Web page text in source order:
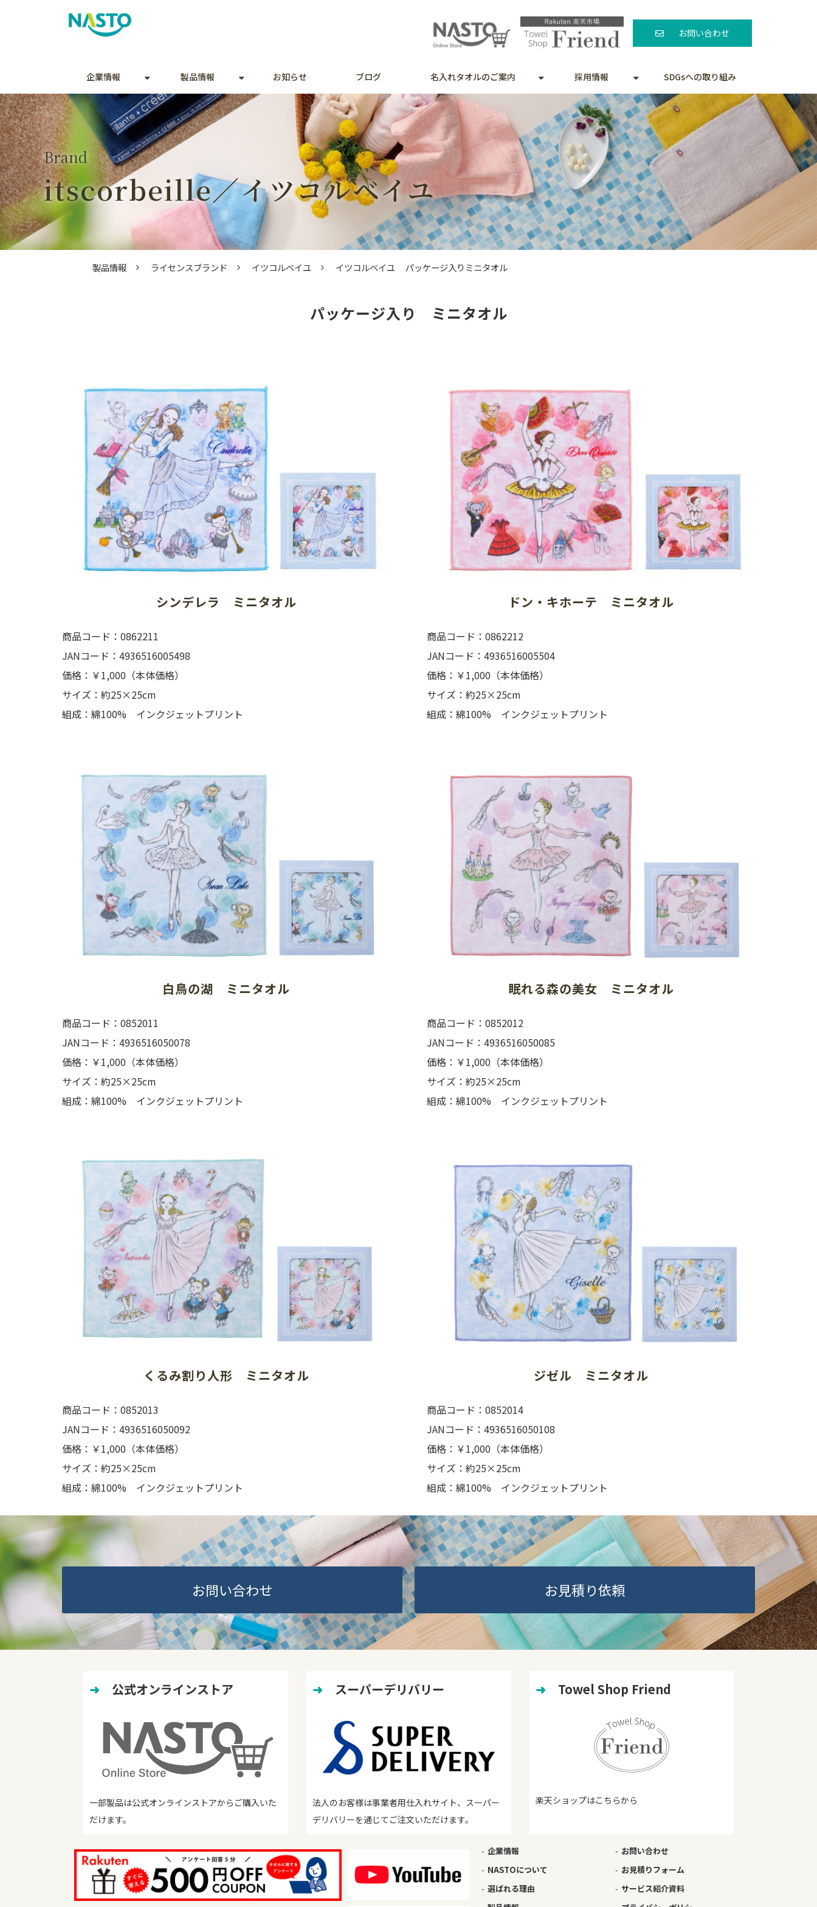
お問い合わせ
企業情報 製品情報 お知らせ ブログ 名入れタオルのご案内 採用情報 SDGsへの取り組み
Brand
itscorbeille／イツコルベイユ
製品情報 ライセンスブランド イツコルベイユ イツコルベイユ パッケージ入りミニタオル
パッケージ入り　ミニタオル
シンデレラ　ミニタオル
商品コード：0862211
JANコード：4936516005498
価格：￥1,000（本体価格）
サイズ：約25×25cm
組成：綿100% インクジェットプリント
ドン・キホーテ　ミニタオル
商品コード：0862212
JANコード：4936516005504
価格：￥1,000（本体価格）
サイズ：約25×25cm
組成：綿100% インクジェットプリント
白鳥の湖　ミニタオル
商品コード：0852011
JANコード：4936516050078
価格：￥1,000（本体価格）
サイズ：約25×25cm
組成：綿100% インクジェットプリント
眠れる森の美女　ミニタオル
商品コード：0852012
JANコード：4936516050085
価格：￥1,000（本体価格）
サイズ：約25×25cm
組成：綿100% インクジェットプリント
くるみ割り人形　ミニタオル
商品コード：0852013
JANコード：4936516050092
価格：￥1,000（本体価格）
サイズ：約25×25cm
組成：綿100% インクジェットプリント
ジゼル　ミニタオル
商品コード：0852014
JANコード：4936516050108
価格：￥1,000（本体価格）
サイズ：約25×25cm
組成：綿100% インクジェットプリント
お問い合わせ お見積り依頼
➜ 公式オンラインストア
一部製品は公式オンラインストアからご購入いた
だけます。
➜ スーパーデリバリー
法人のお客様は事業者用仕入れサイト、スーパー
デリバリーを通じてご注文いただけます。
➜ Towel Shop Friend
楽天ショップはこちらから
企業情報
NASTOについて
選ばれる理由
お問い合わせ
お見積りフォーム
サービス紹介資料